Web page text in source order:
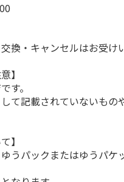
換・キャンセルはお受け
】
す。
て記載されていないもの
】
うパックまたはゆうパケ